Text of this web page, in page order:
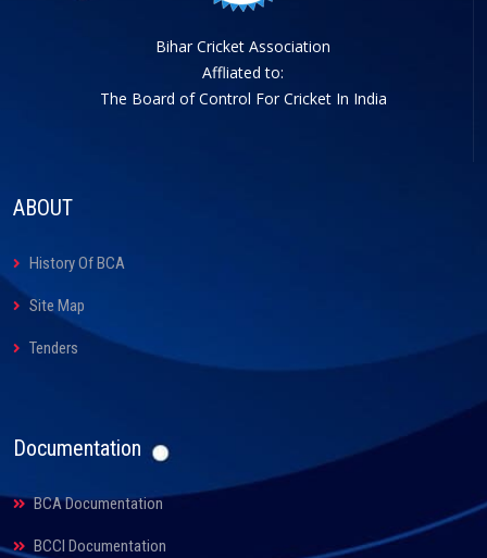
Bihar Cricket Association
Affliated to:
The Board of Control For Cricket In India
ABOUT
History Of BCA
Site Map
Tenders
Documentation
BCA Documentation
BCCI Documentation